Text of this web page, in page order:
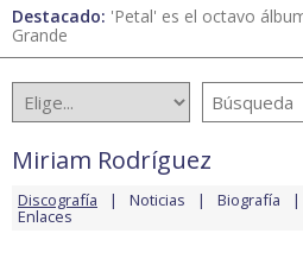
Destacado: 'Petal' es el octavo
Grande
Miriam Rodríguez
Discografía Noticias Biografía
Enlaces